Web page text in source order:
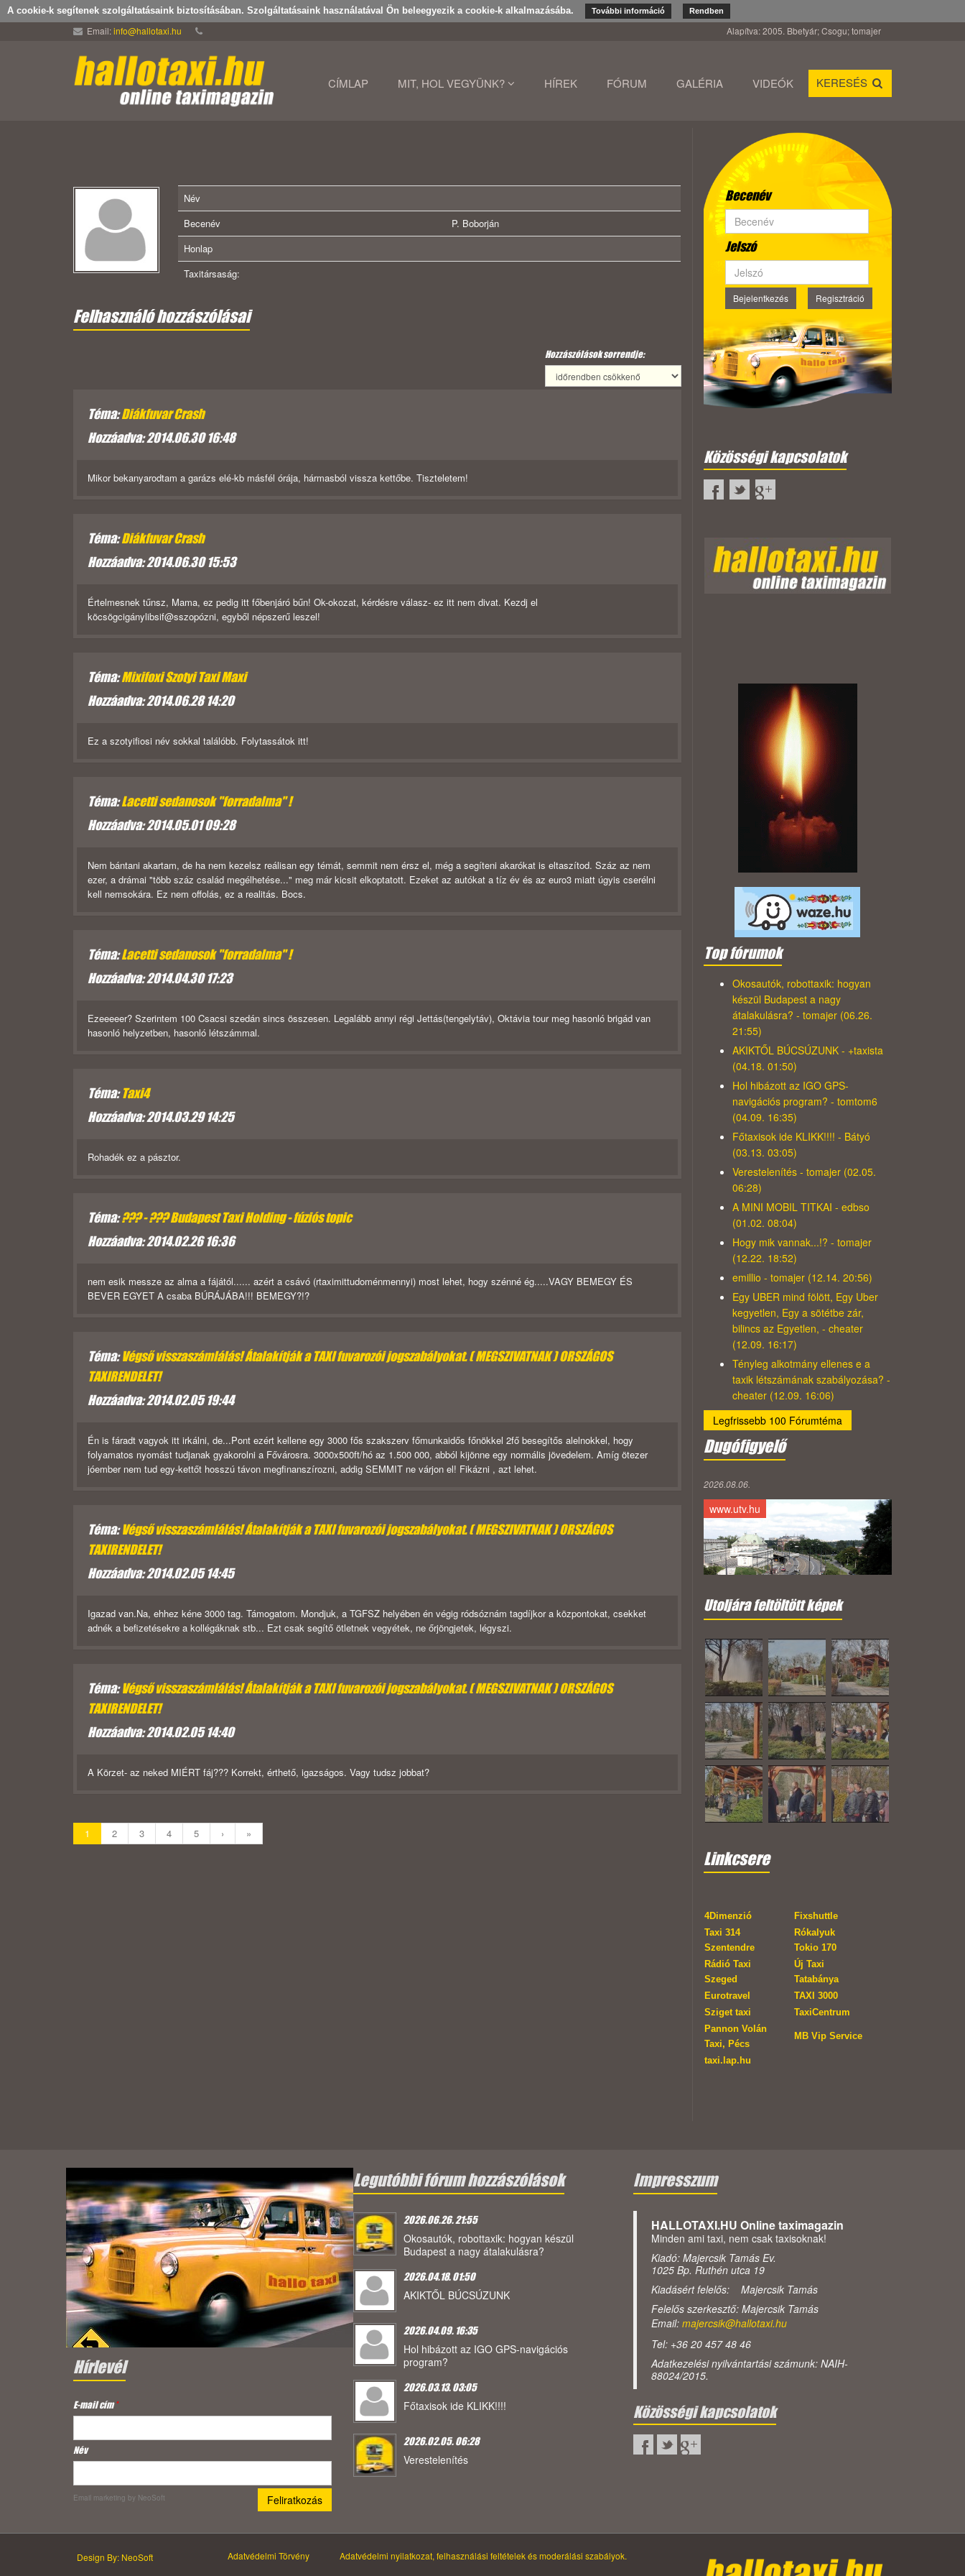
A cookie-k segítenek szolgáltatásaink biztosításában. Szolgáltatásaink használatával Ön beleegyezik a cookie-k alkalmazásába. További információ Rendben
Email:info@hallotaxi.hu Alapítva: 2005. Bbetyár; Csogu; tomajer
CÍMLAP MIT, HOL VEGYÜNK? HÍREK FÓRUM GALÉRIA VIDEÓK KERESÉS
Név
Becenév
P. Boborján
Honlap
Taxitársaság:
Felhasználó hozzászólásai
Hozzászólások sorrendje:
Téma:Diákfuvar Crash
Hozzáadva: 2014.06.30 16:48
Mikor bekanyarodtam a garázs elé-kb másfél órája, hármasból vissza kettőbe. Tiszteletem!
Téma:Diákfuvar Crash
Hozzáadva: 2014.06.30 15:53
Értelmesnek tűnsz, Mama, ez pedig itt főbenjáró bűn! Ok-okozat, kérdésre válasz- ez itt nem divat. Kezdj el
köcsögcigánylibsif@sszopózni, egyből népszerű leszel!
Téma:Mixifoxi Szotyi Taxi Maxi
Hozzáadva: 2014.06.28 14:20
Ez a szotyifiosi név sokkal találóbb. Folytassátok itt!
Téma:Lacetti sedanosok "forradalma" !
Hozzáadva: 2014.05.01 09:28
Nem bántani akartam, de ha nem kezelsz reálisan egy témát, semmit nem érsz el, még a segíteni akarókat is eltaszítod. Száz az nem
ezer, a drámai "több száz család megélhetése..." meg már kicsit elkoptatott. Ezeket az autókat a tíz év és az euro3 miatt úgyis cserélni
kell nemsokára. Ez nem offolás, ez a realitás. Bocs.
Téma:Lacetti sedanosok "forradalma" !
Hozzáadva: 2014.04.30 17:23
Ezeeeeer? Szerintem 100 Csacsi szedán sincs összesen. Legalább annyi régi Jettás(tengelytáv), Oktávia tour meg hasonló brigád van
hasonló helyzetben, hasonló létszámmal.
Téma:Taxi4
Hozzáadva: 2014.03.29 14:25
Rohadék ez a pásztor.
Téma:??? - ??? Budapest Taxi Holding - fúziós topic
Hozzáadva: 2014.02.26 16:36
nem esik messze az alma a fájától...... azért a csávó (rtaximittudoménmennyi) most lehet, hogy szénné ég.....VAGY BEMEGY ÉS
BEVER EGYET A csaba BÚRÁJÁBA!!! BEMEGY?!?
Téma:Végső visszaszámlálás! Átalakítják a TAXI fuvarozói jogszabályokat. ( MEGSZIVATNAK ) ORSZÁGOS
TAXIRENDELET!
Hozzáadva: 2014.02.05 19:44
Én is fáradt vagyok itt irkálni, de...Pont ezért kellene egy 3000 fős szakszerv főmunkaidős főnökkel 2fő besegítős alelnokkel, hogy
folyamatos nyomást tudjanak gyakorolni a Fővárosra. 3000x500ft/hó az 1.500 000, abból kijönne egy normális jövedelem. Amíg ötezer
jóember nem tud egy-kettőt hosszú távon megfinanszírozni, addig SEMMIT ne várjon el! Fikázni , azt lehet.
Téma:Végső visszaszámlálás! Átalakítják a TAXI fuvarozói jogszabályokat. ( MEGSZIVATNAK ) ORSZÁGOS
TAXIRENDELET!
Hozzáadva: 2014.02.05 14:45
Igazad van.Na, ehhez kéne 3000 tag. Támogatom. Mondjuk, a TGFSZ helyében én végig ródsóznám tagdíjkor a központokat, csekket
adnék a befizetésekre a kollégáknak stb... Ezt csak segítő ötletnek vegyétek, ne őrjöngjetek, légyszi.
Téma:Végső visszaszámlálás! Átalakítják a TAXI fuvarozói jogszabályokat. ( MEGSZIVATNAK ) ORSZÁGOS
TAXIRENDELET!
Hozzáadva: 2014.02.05 14:40
A Körzet- az neked MIÉRT fáj??? Korrekt, érthető, igazságos. Vagy tudsz jobbat?
1 2 3 4 5 › »
Becenév
Jelszó
Bejelentkezés Regisztráció
Közösségi kapcsolatok
Top fórumok
Okosautók, robottaxik: hogyan
készül Budapest a nagy
átalakulásra? - tomajer (06.26.
21:55)
AKIKTŐL BÚCSÚZUNK - +taxista
(04.18. 01:50)
Hol hibázott az IGO GPS-
navigációs program? - tomtom6
(04.09. 16:35)
Főtaxisok ide KLIKK!!!! - Bátyó
(03.13. 03:05)
Verestelenítés - tomajer (02.05.
06:28)
A MINI MOBIL TITKAI - edbso
(01.02. 08:04)
Hogy mik vannak...!? - tomajer
(12.22. 18:52)
emillio - tomajer (12.14. 20:56)
Egy UBER mind fölött, Egy Uber
kegyetlen, Egy a sötétbe zár,
bilincs az Egyetlen, - cheater
(12.09. 16:17)
Tényleg alkotmány ellenes e a
taxik létszámának szabályozása? -
cheater (12.09. 16:06)
Legfrissebb 100 Fórumtéma
Dugófigyelő
2026.08.06.
www.utv.hu
Utoljára feltöltött képek
Linkcsere
4Dimenzió
Fixshuttle
Taxi 314
Szentendre
Rókalyuk
Tokio 170
Rádió Taxi
Szeged
Új Taxi
Tatabánya
Eurotravel
TAXI 3000
Sziget taxi
TaxiCentrum
Pannon Volán
Taxi, Pécs
MB Vip Service
taxi.lap.hu
Hírlevél
E-mail cím*
Név
Email marketing by NeoSoft
Legutóbbi fórum hozzászólások
2026.06.26. 21:55
Okosautók, robottaxik: hogyan készül
Budapest a nagy átalakulásra?
2026.04.18. 01:50
AKIKTŐL BÚCSÚZUNK
2026.04.09. 16:35
Hol hibázott az IGO GPS-navigációs
program?
2026.03.13. 03:05
Főtaxisok ide KLIKK!!!!
2026.02.05. 06:28
Verestelenítés
Impresszum
HALLOTAXI.HU Online taximagazin
Minden ami taxi, nem csak taxisoknak!
Kiadó: Majercsik Tamás Ev.
1025 Bp. Ruthén utca 19
Kiadásért felelős: Majercsik Tamás
Felelős szerkesztő: Majercsik Tamás
Email: majercsik@hallotaxi.hu
Tel: +36 20 457 48 46
Adatkezelési nyilvántartási számunk: NAIH-
88024/2015.
Közösségi kapcsolatok
Design By: NeoSoft Adatvédelmi Törvény Adatvédelmi nyilatkozat, felhasználási feltételek és moderálási szabályok.